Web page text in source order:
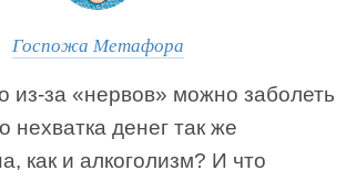
Госпожа Метафора
из-за «нервов» можно заболеть
нехватка денег так же
как и алкоголизм? И что